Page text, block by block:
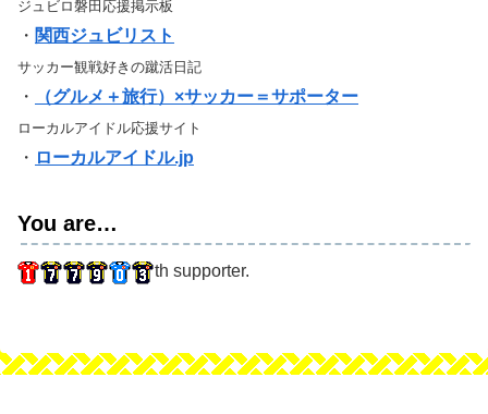
ジュビロ磐田応援掲示板
・ 関西ジュビリスト
サッカー観戦好きの蹴活日記
・ （グルメ＋旅行）×サッカー＝サポーター
ローカルアイドル応援サイト
・ ローカルアイドル.jp
You are…
th supporter.